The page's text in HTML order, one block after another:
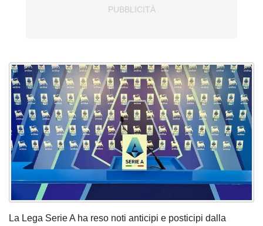
La Lega Serie A ha reso noti anticipi e posticipi dalla